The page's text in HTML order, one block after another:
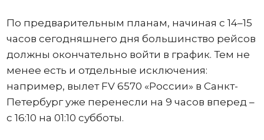
По предварительным планам, начиная с 14–15
часов сегодняшнего дня большинство рейсов
должны окончательно войти в график. Тем не
менее есть и отдельные исключения:
например, вылет FV 6570 «России» в Санкт-
Петербург уже перенесли на 9 часов вперед –
с 16:10 на 01:10 субботы.